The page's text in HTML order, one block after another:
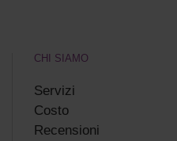
CHI SIAMO
Servizi
Costo
Recensioni